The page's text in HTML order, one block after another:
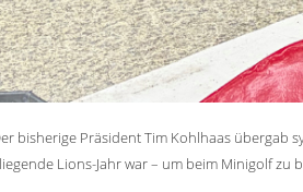
bisherige Präsident Tim Kohlhaas übergab
Lions-Jahr war – um beim Minigolf